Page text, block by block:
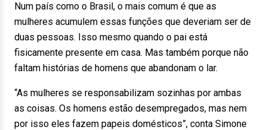
Num país como o Brasil, o mais comum é que as
mulheres acumulem essas funções que deveriam ser de
duas pessoas. Isso mesmo quando o pai está
fisicamente presente em casa. Mas também porque não
faltam histórias de homens que abandonam o lar.
“As mulheres se responsabilizam sozinhas por ambas
as coisas. Os homens estão desempregados, mas nem
por isso eles fazem papeis domésticos”, conta Simone